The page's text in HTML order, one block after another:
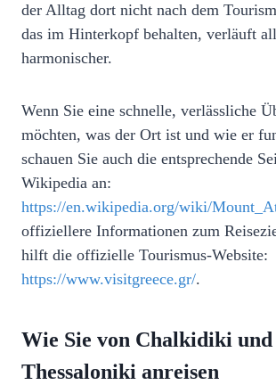
der Alltag dort nicht nach dem
das im Hinterkopf behalten, verläuft
harmonischer.
Wenn Sie eine schnelle, verlässliche
möchten, was der Ort ist und wie er
schauen Sie auch die entsprechende
Wikipedia an:
https://en.wikipedia.org/wiki/
offiziellere Informationen zum
hilft die offizielle Tourismus-Website:
https://www.visitgreece.gr/.
Wie Sie von Chalkidiki und
Thessaloniki anreisen